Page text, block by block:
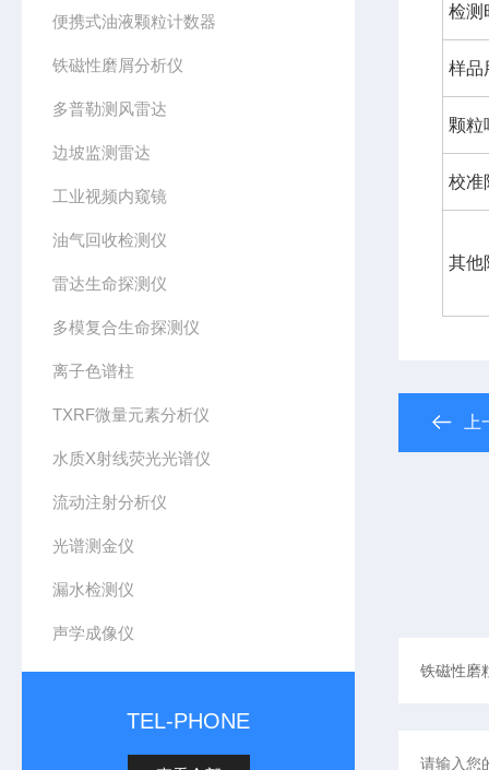
便携式油液颗粒计数器
铁磁性磨屑分析仪
多普勒测风雷达
边坡监测雷达
工业视频内窥镜
油气回收检测仪
雷达生命探测仪
多模复合生命探测仪
离子色谱柱
TXRF微量元素分析仪
水质X射线荧光光谱仪
流动注射分析仪
光谱测金仪
漏水检测仪
声学成像仪
TEL-PHONE
检测
样品
颗粒
校准
其他